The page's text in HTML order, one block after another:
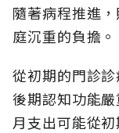
隨著病程推進
庭沉重的負擔。
從初期的門診
後期認知功能
月支出可能從